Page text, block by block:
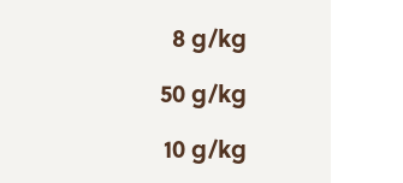
8 g/kg
50 g/kg
10 g/kg